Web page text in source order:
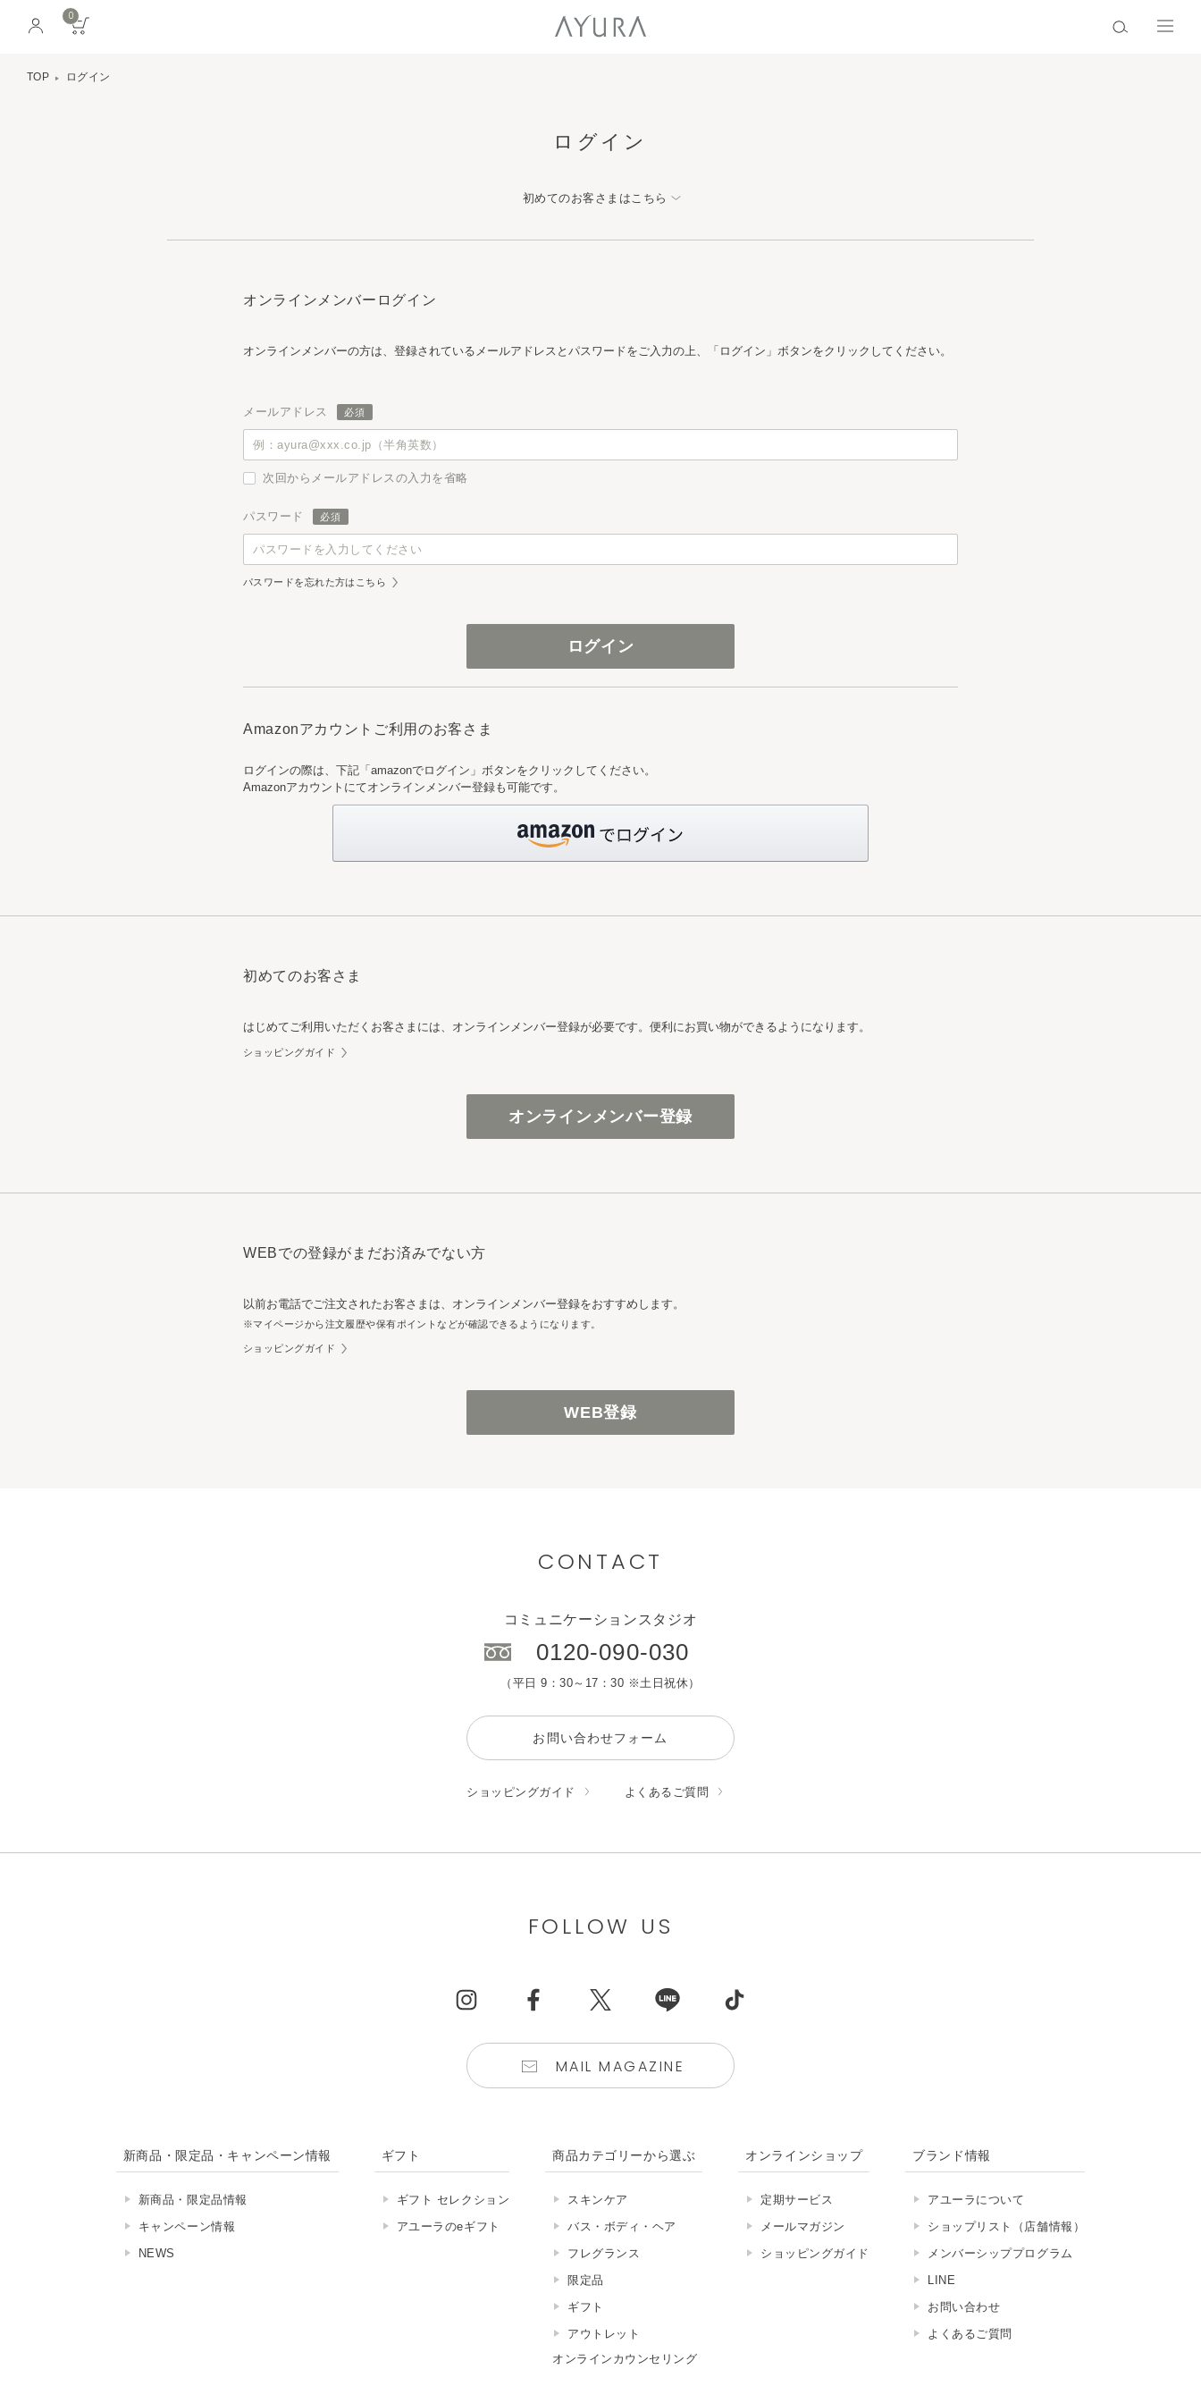
0
TOP ログイン
ログイン
初めてのお客さまはこちら
オンラインメンバーログイン
オンラインメンバーの方は、登録されているメールアドレスとパスワードをご入力の上、「ログイン」ボタンをクリックしてください。
メールアドレス
次回からメールアドレスの入力を省略
パスワード
パスワードを忘れた方はこちら
Amazonアカウントご利用のお客さま
ログインの際は、下記「amazonでログイン」ボタンをクリックしてください。
Amazonアカウントにてオンラインメンバー登録も可能です。
初めてのお客さま
はじめてご利用いただくお客さまには、オンラインメンバー登録が必要です。便利にお買い物ができるようになります。
ショッピングガイド
オンラインメンバー登録
WEBでの登録がまだお済みでない方
以前お電話でご注文されたお客さまは、オンラインメンバー登録をおすすめします。
※マイページから注文履歴や保有ポイントなどが確認できるようになります。
ショッピングガイド
WEB登録
CONTACT
コミュニケーションスタジオ
0120-090-030
（平日 9：30～17：30 ※土日祝休）
お問い合わせフォーム
ショッピングガイド よくあるご質問
FOLLOW US
MAIL MAGAZINE
新商品・限定品・キャンペーン情報
新商品・限定品情報
キャンペーン情報
NEWS
ギフト
ギフト セレクション
アユーラのeギフト
商品カテゴリーから選ぶ
スキンケア
バス・ボディ・ヘア
フレグランス
限定品
ギフト
アウトレット
オンラインカウンセリング
オンラインショップ
定期サービス
メールマガジン
ショッピングガイド
ブランド情報
アユーラについて
ショップリスト（店舗情報）
メンバーシッププログラム
LINE
お問い合わせ
よくあるご質問